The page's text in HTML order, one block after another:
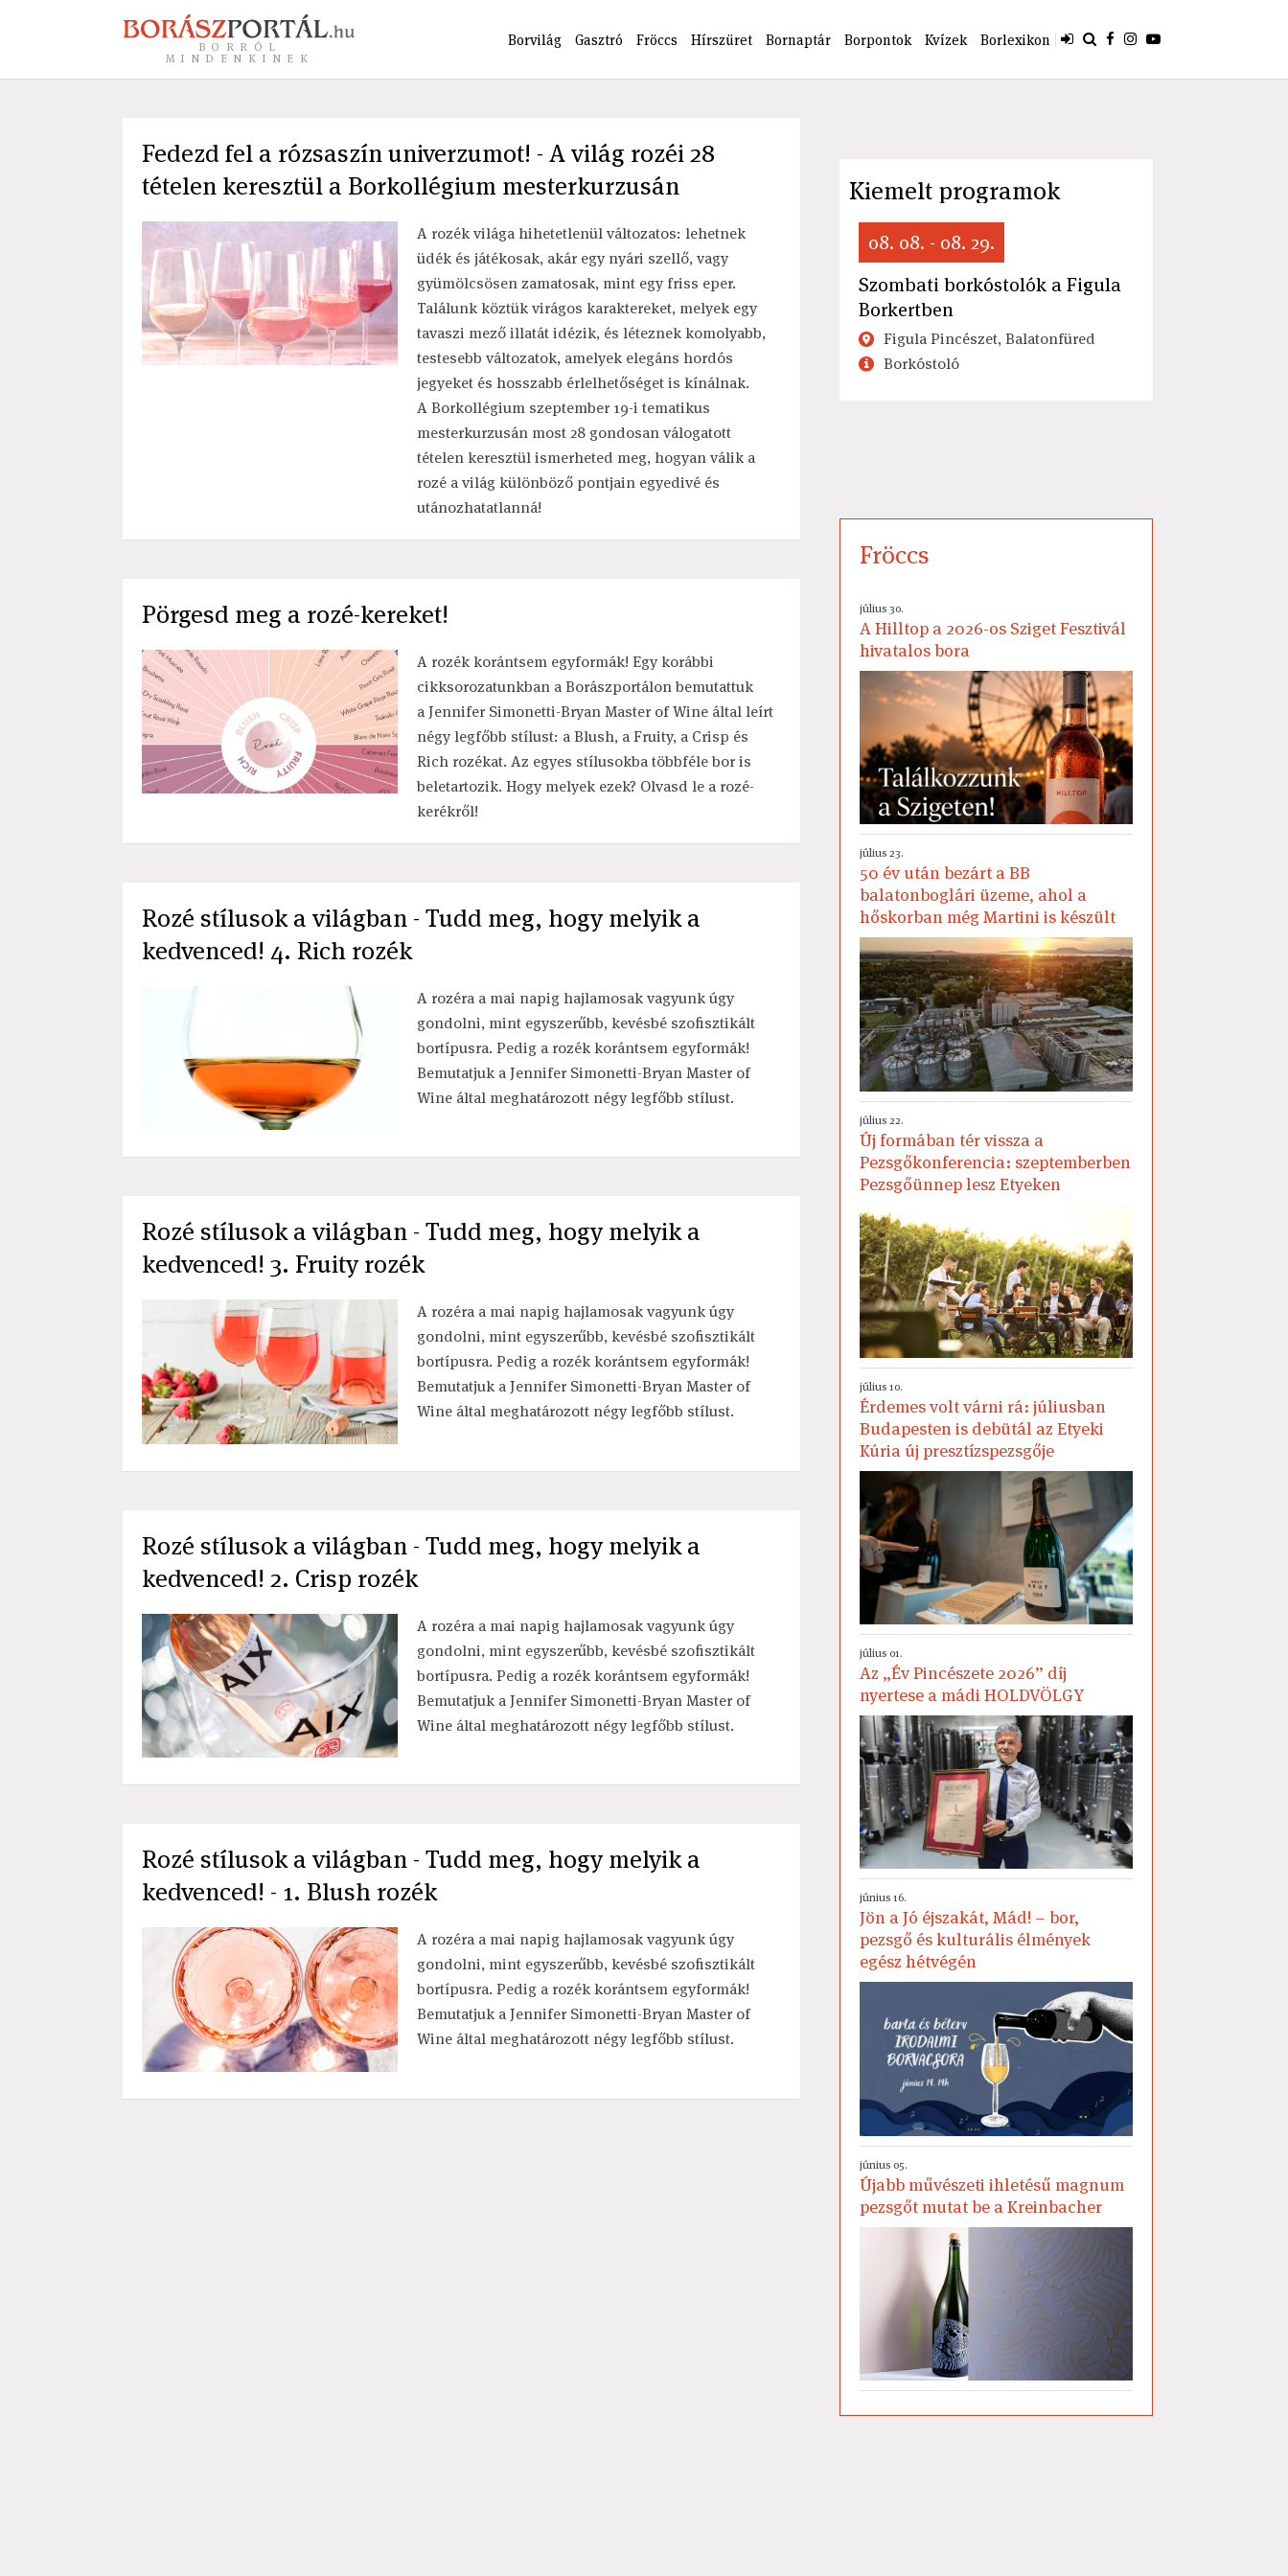
BORRÓL
MINDENKINEK
Borvilág Gasztró Fröccs Hírszüret Bornaptár Borpontok Kvízek Borlexikon
Fedezd fel a rózsaszín univerzumot! - A világ rozéi 28
tételen keresztül a Borkollégium mesterkurzusán
A rozék világa hihetetlenül változatos: lehetnek
üdék és játékosak, akár egy nyári szellő, vagy
gyümölcsösen zamatosak, mint egy friss eper.
Találunk köztük virágos karaktereket, melyek egy
tavaszi mező illatát idézik, és léteznek komolyabb,
testesebb változatok, amelyek elegáns hordós
jegyeket és hosszabb érlelhetőséget is kínálnak.
A Borkollégium szeptember 19-i tematikus
mesterkurzusán most 28 gondosan válogatott
tételen keresztül ismerheted meg, hogyan válik a
rozé a világ különböző pontjain egyedivé és
utánozhatatlanná!
Pörgesd meg a rozé-kereket!
A rozék korántsem egyformák! Egy korábbi
cikksorozatunkban a Borászportálon bemutattuk
a Jennifer Simonetti-Bryan Master of Wine által leírt
négy legfőbb stílust: a Blush, a Fruity, a Crisp és
Rich rozékat. Az egyes stílusokba többféle bor is
beletartozik. Hogy melyek ezek? Olvasd le a rozé-
kerékről!
Rozé stílusok a világban - Tudd meg, hogy melyik a
kedvenced! 4. Rich rozék
A rozéra a mai napig hajlamosak vagyunk úgy
gondolni, mint egyszerűbb, kevésbé szofisztikált
bortípusra. Pedig a rozék korántsem egyformák!
Bemutatjuk a Jennifer Simonetti-Bryan Master of
Wine által meghatározott négy legfőbb stílust.
Rozé stílusok a világban - Tudd meg, hogy melyik a
kedvenced! 3. Fruity rozék
A rozéra a mai napig hajlamosak vagyunk úgy
gondolni, mint egyszerűbb, kevésbé szofisztikált
bortípusra. Pedig a rozék korántsem egyformák!
Bemutatjuk a Jennifer Simonetti-Bryan Master of
Wine által meghatározott négy legfőbb stílust.
Rozé stílusok a világban - Tudd meg, hogy melyik a
kedvenced! 2. Crisp rozék
A rozéra a mai napig hajlamosak vagyunk úgy
gondolni, mint egyszerűbb, kevésbé szofisztikált
bortípusra. Pedig a rozék korántsem egyformák!
Bemutatjuk a Jennifer Simonetti-Bryan Master of
Wine által meghatározott négy legfőbb stílust.
Rozé stílusok a világban - Tudd meg, hogy melyik a
kedvenced! - 1. Blush rozék
A rozéra a mai napig hajlamosak vagyunk úgy
gondolni, mint egyszerűbb, kevésbé szofisztikált
bortípusra. Pedig a rozék korántsem egyformák!
Bemutatjuk a Jennifer Simonetti-Bryan Master of
Wine által meghatározott négy legfőbb stílust.
Kiemelt programok
08. 08. - 08. 29.
Szombati borkóstolók a Figula
Borkertben
Figula Pincészet, Balatonfüred
Borkóstoló
Fröccs
július 30.
A Hilltop a 2026-os Sziget Fesztivál
hivatalos bora
július 23.
50 év után bezárt a BB
balatonboglári üzeme, ahol a
hőskorban még Martini is készült
július 22.
Új formában tér vissza a
Pezsgőkonferencia: szeptemberben
Pezsgőünnep lesz Etyeken
július 10.
Érdemes volt várni rá: júliusban
Budapesten is debütál az Etyeki
Kúria új presztízspezsgője
július 01.
Az „Év Pincészete 2026” díj
nyertese a mádi HOLDVÖLGY
június 16.
Jön a Jó éjszakát, Mád! – bor,
pezsgő és kulturális élmények
egész hétvégén
június 05.
Újabb művészeti ihletésű magnum
pezsgőt mutat be a Kreinbacher